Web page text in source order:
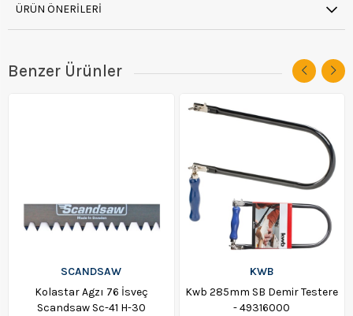
ÜRÜN ÖNERILERI
Benzer Ürünler
SCANDSAW
Kolastar Agzı 76 İsveç
Scandsaw Sc-41 H-30
KWB
Kwb 285mm SB Demir Testere
- 49316000